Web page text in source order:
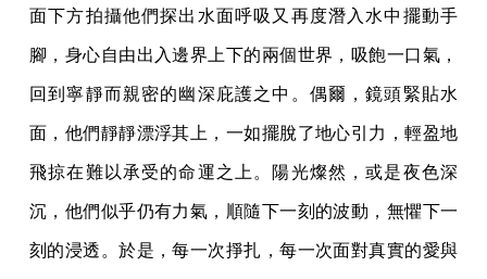
面下方拍攝他們探出水面呼吸又再度潛入水中擺動手
腳，身心自由出入邊界上下的兩個世界，吸飽一口氣，
回到寧靜而親密的幽深庇護之中。偶爾，鏡頭緊貼水
面，他們靜靜漂浮其上，一如擺脫了地心引力，輕盈地
飛掠在難以承受的命運之上。陽光燦然，或是夜色深
沉，他們似乎仍有力氣，順隨下一刻的波動，無懼下一
刻的浸透。於是，每一次掙扎，每一次面對真實的愛與